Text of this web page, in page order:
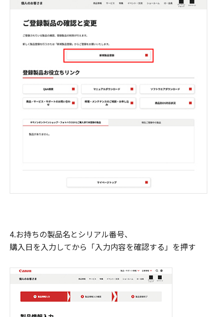
4.お持ちの製品名とシリアル番号、
購入日を入力してから「入力内容を確認する」を押す